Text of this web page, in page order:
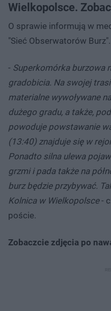
Wielkopolsce.
O sprawie informują w
"Sieć Obserwatorów Burz".
- Superkomórka burzowa
gradobicia. Na swojej
materialne wywoływane
dużego gradu, a także,
powoduje powstawanie
(13:40) znajduje się w
Ponadto silna ulewa
grzmi i pada także na
burz będzie przybywać.
Kolnica w Wielkopolsce-
poście.
Zobaczcie zdjęcia po